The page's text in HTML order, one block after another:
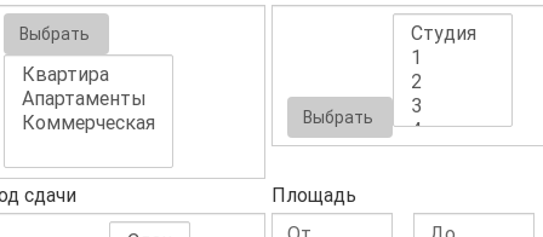
Выбрать
Выбрать
сдачи Площадь